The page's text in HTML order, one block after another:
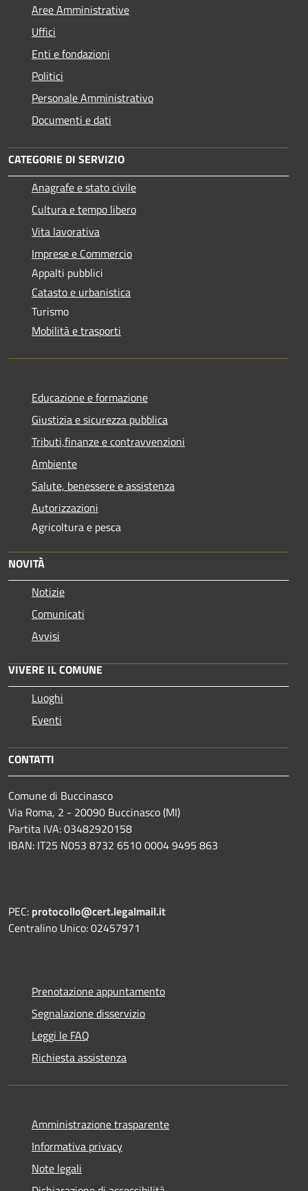
Aree Amministrative
Uffici
Enti e fondazioni
Politici
Personale Amministrativo
Documenti e dati
CATEGORIE DI SERVIZIO
Anagrafe e stato civile
Cultura e tempo libero
Vita lavorativa
Imprese e Commercio
Appalti pubblici
Catasto e urbanistica
Turismo
Mobilità e trasporti
Educazione e formazione
Giustizia e sicurezza pubblica
Tributi,finanze e contravvenzioni
Ambiente
Salute, benessere e assistenza
Autorizzazioni
Agricoltura e pesca
NOVITÀ
Notizie
Comunicati
Avvisi
VIVERE IL COMUNE
Luoghi
Eventi
CONTATTI
Comune di Buccinasco
Via Roma, 2 - 20090 Buccinasco (MI)
Partita IVA: 03482920158
IBAN: IT25 N053 8732 6510 0004 9495 863
PEC: protocollo@cert.legalmail.it
Centralino Unico: 02457971
Prenotazione appuntamento
Segnalazione disservizio
Leggi le FAQ
Richiesta assistenza
Amministrazione trasparente
Informativa privacy
Note legali